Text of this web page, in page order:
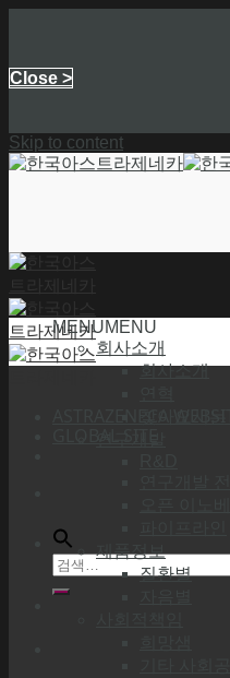
Close >
Skip to content
MENUMENU
회사소개
회사소개
제품정보
질환별